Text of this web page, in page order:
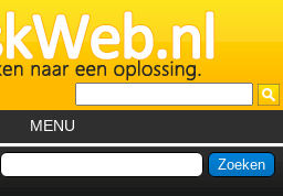
MENU